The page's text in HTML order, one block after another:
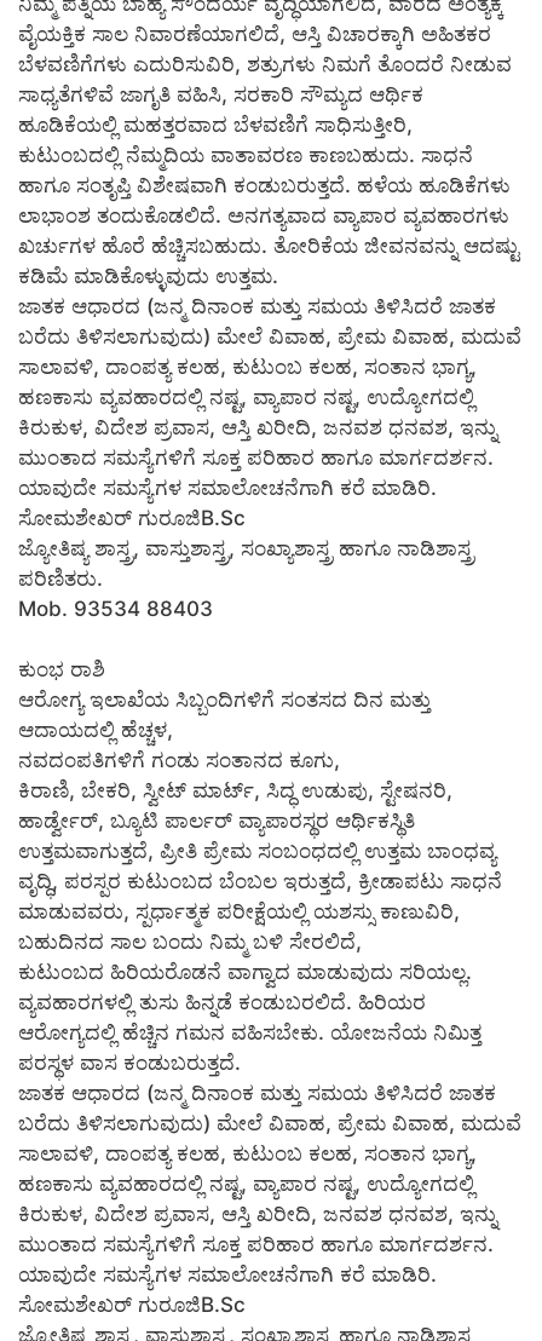
ವೈಯಕ್ತಿಕ ಸಾಲ ನಿವಾರಣೆಯಾಗಲಿದೆ, ಆಸ್ತಿ ವಿಚಾರಕ್ಕಾಗಿ ಅಹಿತಕರ
ಬೆಳವಣಿಗೆಗಳು ಎದುರಿಸುವಿರಿ, ಶತ್ರುಗಳು ನಿಮಗೆ ತೊಂದರೆ ನೀಡುವ
ಸಾಧ್ಯತೆಗಳಿವೆ ಜಾಗೃತಿ ವಹಿಸಿ, ಸರಕಾರಿ ಸೌಮ್ಯದ ಆರ್ಥಿಕ
ಹೂಡಿಕೆಯಲ್ಲಿ ಮಹತ್ತರವಾದ ಬೆಳವಣಿಗೆ ಸಾಧಿಸುತ್ತೀರಿ,
ಕುಟುಂಬದಲ್ಲಿ ನೆಮ್ಮದಿಯ ವಾತಾವರಣ ಕಾಣಬಹುದು. ಸಾಧನೆ
ಹಾಗೂ ಸಂತೃಪ್ತಿ ವಿಶೇಷವಾಗಿ ಕಂಡುಬರುತ್ತದೆ. ಹಳೆಯ ಹೂಡಿಕೆಗಳು
ಲಾಭಾಂಶ ತಂದುಕೊಡಲಿದೆ. ಅನಗತ್ಯವಾದ ವ್ಯಾಪಾರ ವ್ಯವಹಾರಗಳು
ಖರ್ಚುಗಳ ಹೊರೆ ಹೆಚ್ಚಿಸಬಹುದು. ತೋರಿಕೆಯ ಜೀವನವನ್ನು ಆದಷ್ಟು
ಕಡಿಮೆ ಮಾಡಿಕೊಳ್ಳುವುದು ಉತ್ತಮ.
ಜಾತಕ ಆಧಾರದ (ಜನ್ಮ ದಿನಾಂಕ ಮತ್ತು ಸಮಯ ತಿಳಿಸಿದರೆ ಜಾತಕ
ಬರೆದು ತಿಳಿಸಲಾಗುವುದು) ಮೇಲೆ ವಿವಾಹ, ಪ್ರೇಮ ವಿವಾಹ, ಮದುವೆ
ಸಾಲಾವಳಿ, ದಾಂಪತ್ಯ ಕಲಹ, ಕುಟುಂಬ ಕಲಹ, ಸಂತಾನ ಭಾಗ್ಯ,
ಹಣಕಾಸು ವ್ಯವಹಾರದಲ್ಲಿ ನಷ್ಟ, ವ್ಯಾಪಾರ ನಷ್ಟ, ಉದ್ಯೋಗದಲ್ಲಿ
ಕಿರುಕುಳ, ವಿದೇಶ ಪ್ರವಾಸ, ಆಸ್ತಿ ಖರೀದಿ, ಜನವಶ ಧನವಶ, ಇನ್ನು
ಮುಂತಾದ ಸಮಸ್ಯೆಗಳಿಗೆ ಸೂಕ್ತ ಪರಿಹಾರ ಹಾಗೂ ಮಾರ್ಗದರ್ಶನ.
ಯಾವುದೇ ಸಮಸ್ಯೆಗಳ ಸಮಾಲೋಚನೆಗಾಗಿ ಕರೆ ಮಾಡಿರಿ.
ಸೋಮಶೇಖರ್ ಗುರೂಜಿB.Sc
ಜ್ಯೋತಿಷ್ಯ ಶಾಸ್ತ್ರ, ವಾಸ್ತುಶಾಸ್ತ್ರ, ಸಂಖ್ಯಾಶಾಸ್ತ್ರ ಹಾಗೂ ನಾಡಿಶಾಸ್ತ್ರ
ಪರಿಣಿತರು.
Mob. 93534 88403
ಕುಂಭ ರಾಶಿ
ಆರೋಗ್ಯ ಇಲಾಖೆಯ ಸಿಬ್ಬಂದಿಗಳಿಗೆ ಸಂತಸದ ದಿನ ಮತ್ತು
ಆದಾಯದಲ್ಲಿ ಹೆಚ್ಚಳ,
ನವದಂಪತಿಗಳಿಗೆ ಗಂಡು ಸಂತಾನದ ಕೂಗು,
ಕಿರಾಣಿ, ಬೇಕರಿ, ಸ್ವೀಟ್ ಮಾರ್ಟ್, ಸಿದ್ಧ ಉಡುಪು, ಸ್ಟೇಷನರಿ,
ಹಾರ್ಡ್ವೇರ್, ಬ್ಯೂಟಿ ಪಾರ್ಲರ್ ವ್ಯಾಪಾರಸ್ಥರ ಆರ್ಥಿಕಸ್ಥಿತಿ
ಉತ್ತಮವಾಗುತ್ತದೆ, ಪ್ರೀತಿ ಪ್ರೇಮ ಸಂಬಂಧದಲ್ಲಿ ಉತ್ತಮ ಬಾಂಧವ್ಯ
ವೃದ್ಧಿ, ಪರಸ್ಪರ ಕುಟುಂಬದ ಬೆಂಬಲ ಇರುತ್ತದೆ, ಕ್ರೀಡಾಪಟು ಸಾಧನೆ
ಮಾಡುವವರು, ಸ್ಪರ್ಧಾತ್ಮಕ ಪರೀಕ್ಷೆಯಲ್ಲಿ ಯಶಸ್ಸು ಕಾಣುವಿರಿ,
ಬಹುದಿನದ ಸಾಲ ಬಂದು ನಿಮ್ಮ ಬಳಿ ಸೇರಲಿದೆ,
ಕುಟುಂಬದ ಹಿರಿಯರೊಡನೆ ವಾಗ್ವಾದ ಮಾಡುವುದು ಸರಿಯಲ್ಲ.
ವ್ಯವಹಾರಗಳಲ್ಲಿ ತುಸು ಹಿನ್ನಡೆ ಕಂಡುಬರಲಿದೆ. ಹಿರಿಯರ
ಆರೋಗ್ಯದಲ್ಲಿ ಹೆಚ್ಚಿನ ಗಮನ ವಹಿಸಬೇಕು. ಯೋಜನೆಯ ನಿಮಿತ್ತ
ಪರಸ್ಥಳ ವಾಸ ಕಂಡುಬರುತ್ತದೆ.
ಜಾತಕ ಆಧಾರದ (ಜನ್ಮ ದಿನಾಂಕ ಮತ್ತು ಸಮಯ ತಿಳಿಸಿದರೆ ಜಾತಕ
ಬರೆದು ತಿಳಿಸಲಾಗುವುದು) ಮೇಲೆ ವಿವಾಹ, ಪ್ರೇಮ ವಿವಾಹ, ಮದುವೆ
ಸಾಲಾವಳಿ, ದಾಂಪತ್ಯ ಕಲಹ, ಕುಟುಂಬ ಕಲಹ, ಸಂತಾನ ಭಾಗ್ಯ,
ಹಣಕಾಸು ವ್ಯವಹಾರದಲ್ಲಿ ನಷ್ಟ, ವ್ಯಾಪಾರ ನಷ್ಟ, ಉದ್ಯೋಗದಲ್ಲಿ
ಕಿರುಕುಳ, ವಿದೇಶ ಪ್ರವಾಸ, ಆಸ್ತಿ ಖರೀದಿ, ಜನವಶ ಧನವಶ, ಇನ್ನು
ಮುಂತಾದ ಸಮಸ್ಯೆಗಳಿಗೆ ಸೂಕ್ತ ಪರಿಹಾರ ಹಾಗೂ ಮಾರ್ಗದರ್ಶನ.
ಯಾವುದೇ ಸಮಸ್ಯೆಗಳ ಸಮಾಲೋಚನೆಗಾಗಿ ಕರೆ ಮಾಡಿರಿ.
ಸೋಮಶೇಖರ್ ಗುರೂಜಿB.Sc
ಜ್ಯೋತಿಷ್ಯ ಶಾಸ್ತ್ರ, ವಾಸ್ತುಶಾಸ್ತ್ರ, ಸಂಖ್ಯಾಶಾಸ್ತ್ರ ಹಾಗೂ ನಾಡಿಶಾಸ್ತ್ರ